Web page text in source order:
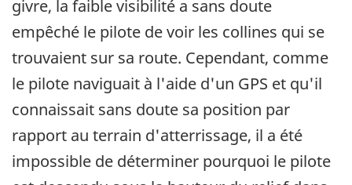
givre, la faible visibilité a sans doute
empêché le pilote de voir les collines qui se
trouvaient sur sa route. Cependant, comme
le pilote naviguait à l'aide d'un GPS et qu'il
connaissait sans doute sa position par
rapport au terrain d'atterrissage, il a été
impossible de déterminer pourquoi le pilote